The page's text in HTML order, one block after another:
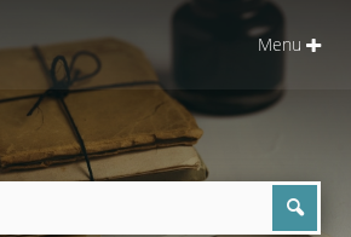
Menu